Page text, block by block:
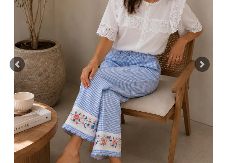
Previous Next